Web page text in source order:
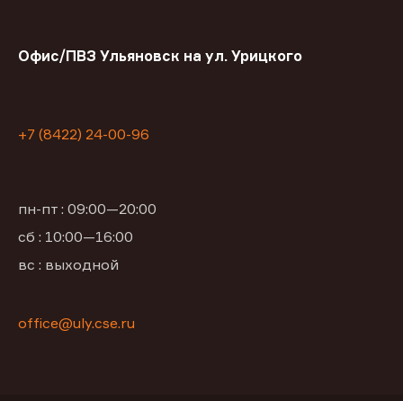
Офис/ПВЗ Ульяновск на ул. Урицкого
+7 (8422) 24-00-96
пн-пт : 09:00—20:00
сб : 10:00—16:00
вс : выходной
office@uly.cse.ru